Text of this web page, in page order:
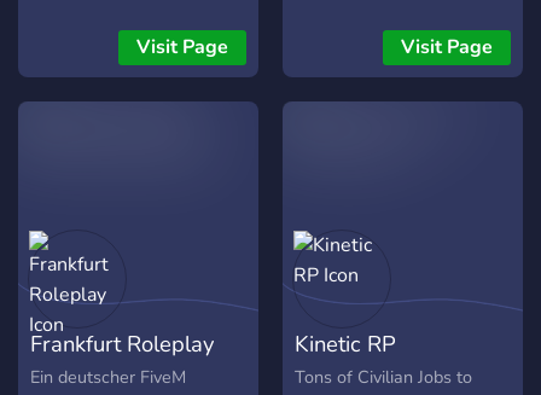
zeker mee met een leuke
en positieve omgeving.
Visit Page Visit Page
Frankfurt Roleplay
Ein deutscher FiveM
Kinetic RP
Tons of Civilian Jobs to